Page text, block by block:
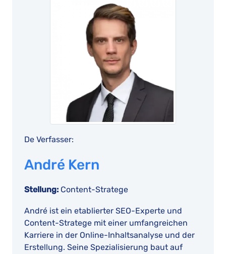
De Verfasser:
André Kern
Stellung: Content-Stratege
André ist ein etablierter SEO-Experte und
Content-Stratege mit einer umfangreichen
Karriere in der Online-Inhaltsanalyse und der
Erstellung. Seine Spezialisierung baut auf